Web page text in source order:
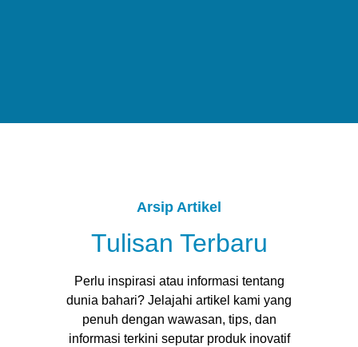
Arsip Artikel
Tulisan Terbaru
Perlu inspirasi atau informasi tentang
dunia bahari? Jelajahi artikel kami yang
penuh dengan wawasan, tips, dan
informasi terkini seputar produk inovatif